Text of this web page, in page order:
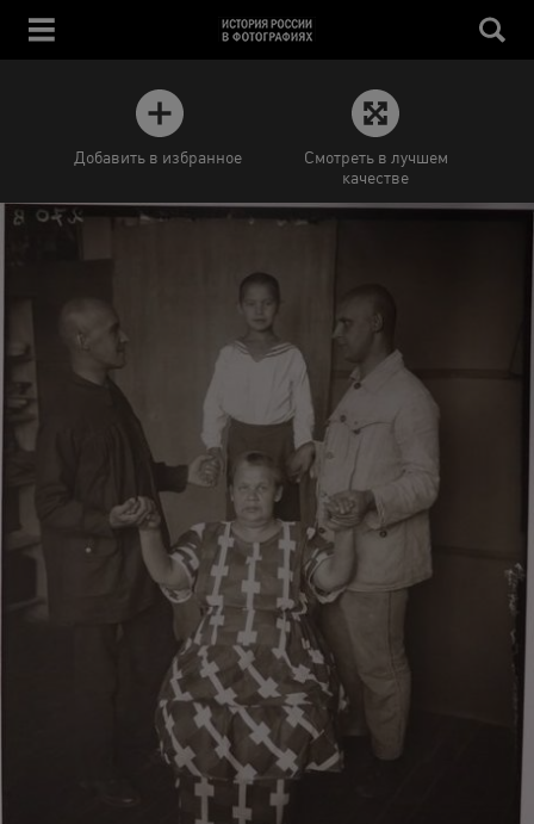
Добавить в избранное
Смотреть в лучшем
качестве